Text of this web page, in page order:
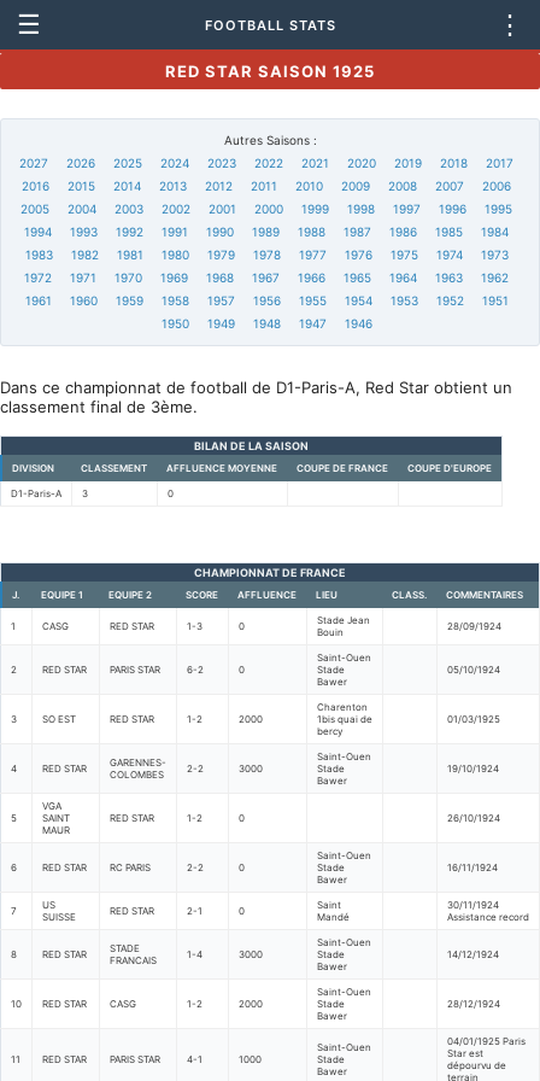
☰ FOOTBALL STATS ⋮
RED STAR SAISON 1925
Autres Saisons :
2027
2026 2025 2024 2023 2022 2021 2020 2019 2018
2017
2016
2015 2014 2013 2012 2011 2010 2009 2008 2007
2006
2005
2004 2003 2002 2001 2000 1999 1998 1997 1996
1995
1994
1993 1992 1991 1990 1989 1988 1987 1986 1985
1984
1983
1982 1981 1980 1979 1978 1977 1976 1975 1974
1973
1972
1971 1970 1969 1968 1967 1966 1965 1964 1963
1962
1961
1960 1959 1958 1957 1956 1955 1954 1953 1952
1951
1950
1949 1948 1947 1946
Dans ce championnat de football de D1-Paris-A, Red Star obtient un
classement final de 3ème.
BILAN DE LA SAISON
DIVISION CLASSEMENT AFFLUENCE MOYENNE COUPE DE FRANCE COUPE D'EUROPE
D1-Paris-A 3 0
CHAMPIONNAT DE FRANCE
J. EQUIPE 1 EQUIPE 2 SCORE AFFLUENCE LIEU CLASS. COMMENTAIRES
1 CASG RED STAR 1-3 0
Stade Jean
Bouin
28/09/1924
2 RED STAR PARIS STAR 6-2 0
Saint-Ouen
Stade
Bawer
05/10/1924
3 SO EST RED STAR 1-2 2000
Charenton
1bis quai de
bercy
01/03/1925
4 RED STAR
GARENNES-
COLOMBES
2-2 3000
Saint-Ouen
Stade
Bawer
19/10/1924
5
VGA
SAINT
MAUR
RED STAR 1-2 0 26/10/1924
6 RED STAR RC PARIS 2-2 0
Saint-Ouen
Stade
Bawer
16/11/1924
7
US
SUISSE
RED STAR 2-1 0
Saint
Mandé
30/11/1924
Assistance record
8 RED STAR
STADE
FRANCAIS
1-4 3000
Saint-Ouen
Stade
Bawer
14/12/1924
10 RED STAR CASG 1-2 2000
Saint-Ouen
Stade
Bawer
28/12/1924
11 RED STAR PARIS STAR 4-1 1000
Saint-Ouen
Stade
Bawer
04/01/1925 Paris
Star est
dépourvu de
terrain